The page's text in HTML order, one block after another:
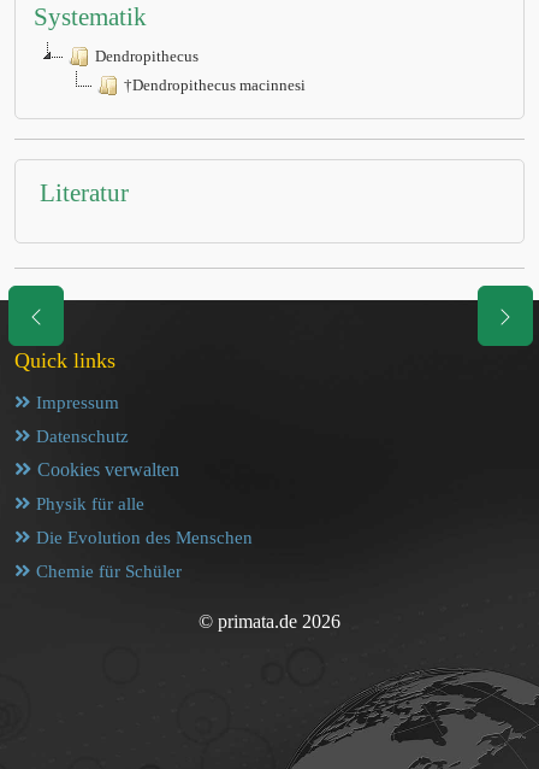
Systematik
Dendropithecus
†Dendropithecus macinnesi
Literatur
Quick links
Impressum
Datenschutz
Cookies verwalten
Physik für alle
Die Evolution des Menschen
Chemie für Schüler
© primata.de 2026